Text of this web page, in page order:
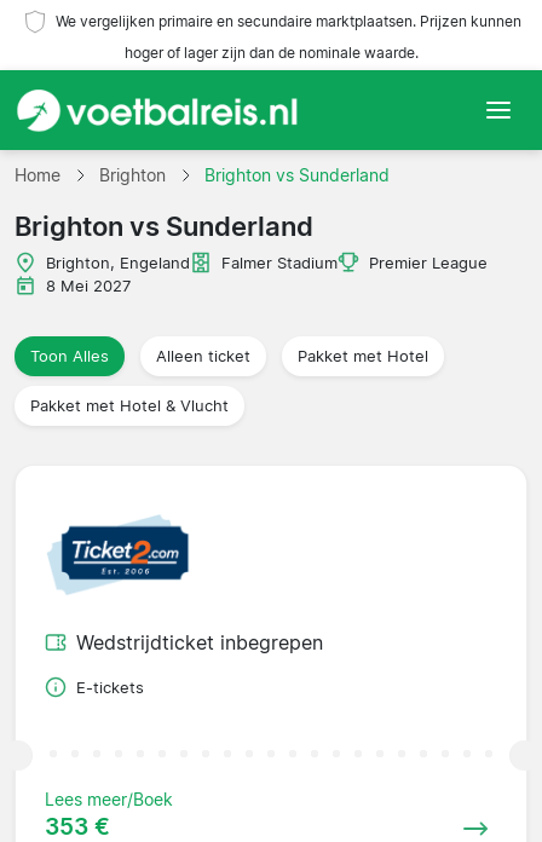
We vergelijken primaire en secundaire marktplaatsen. Prijzen kunnen
hoger of lager zijn dan de nominale waarde.
Home
Teams
Competities
Reisorganisaties
Home Brighton Brighton vs Sunderland
Brighton vs Sunderland
Brighton, Engeland Falmer Stadium
Premier League
8 Mei 2027
Toon Alles Alleen ticket Pakket met Hotel
Pakket met Hotel & Vlucht
Wedstrijdticket inbegrepen
E-tickets
Lees meer/Boek
353 €